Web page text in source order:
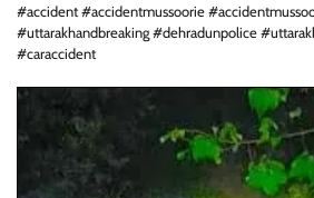
#accident #accidentmussoorie
#uttarakhandbreaking #dehradunpolice
#caraccident